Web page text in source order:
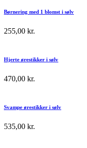
Børnering med 1 blomst i sølv
255,00 kr.
Hjerte ørestikker i sølv
470,00 kr.
Svampe ørestikker i sølv
535,00 kr.